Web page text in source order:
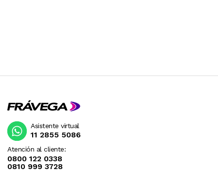
Atención al cliente:
0800 122 0338
0810 999 3728
Asistente virtual
11 2855 5086